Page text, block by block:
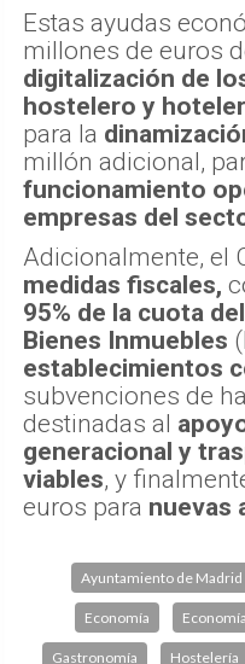
Estas ayudas
millones de euros
digitalización de
hostelero y
para la
millón adicional,
funcionamiento
empresas del
Adicionalmente, el
medidas fiscales,
95% de la cuota
Bienes Inmuebles
establecimientos
subvenciones de
destinadas al
generacional y
viables, y
euros para nuevas
Ayuntamiento de Madrid
Economía
Gastronomía Hostelería